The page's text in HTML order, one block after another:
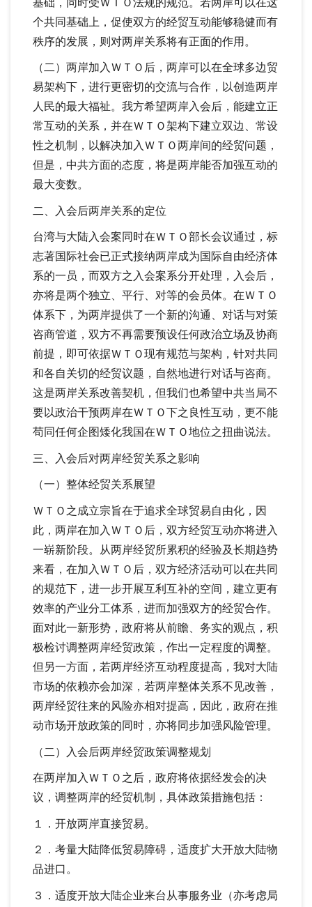
基础，同时受ＷＴＯ法规的规范。若两岸可以在这
个共同基础上，促使双方的经贸互动能够稳健而有
秩序的发展，则对两岸关系将有正面的作用。
（二）两岸加入ＷＴＯ后，两岸可以在全球多边贸
易架构下，进行更密切的交流与合作，以创造两岸
人民的最大福祉。我方希望两岸入会后，能建立正
常互动的关系，并在ＷＴＯ架构下建立双边、常设
性之机制，以解决加入ＷＴＯ两岸间的经贸问题，
但是，中共方面的态度，将是两岸能否加强互动的
最大变数。
二、入会后两岸关系的定位
台湾与大陆入会案同时在ＷＴＯ部长会议通过，标
志著国际社会已正式接纳两岸成为国际自由经济体
系的一员，而双方之入会案系分开处理，入会后，
亦将是两个独立、平行、对等的会员体。在ＷＴＯ
体系下，为两岸提供了一个新的沟通、对话与对策
咨商管道，双方不再需要预设任何政治立场及协商
前提，即可依据ＷＴＯ现有规范与架构，针对共同
和各自关切的经贸议题，自然地进行对话与咨商。
这是两岸关系改善契机，但我们也希望中共当局不
要以政治干预两岸在ＷＴＯ下之良性互动，更不能
苟同任何企图矮化我国在ＷＴＯ地位之扭曲说法。
三、入会后对两岸经贸关系之影响
（一）整体经贸关系展望
ＷＴＯ之成立宗旨在于追求全球贸易自由化，因
此，两岸在加入ＷＴＯ后，双方经贸互动亦将进入
一崭新阶段。从两岸经贸所累积的经验及长期趋势
来看，在加入ＷＴＯ后，双方经济活动可以在共同
的规范下，进一步开展互利互补的空间，建立更有
效率的产业分工体系，进而加强双方的经贸合作。
面对此一新形势，政府将从前瞻、务实的观点，积
极检讨调整两岸经贸政策，作出一定程度的调整。
但另一方面，若两岸经济互动程度提高，我对大陆
市场的依赖亦会加深，若两岸整体关系不见改善，
两岸经贸往来的风险亦相对提高，因此，政府在推
动市场开放政策的同时，亦将同步加强风险管理。
（二）入会后两岸经贸政策调整规划
在两岸加入ＷＴＯ之后，政府将依据经发会的决
议，调整两岸的经贸机制，具体政策措施包括：
１．开放两岸直接贸易。
２．考量大陆降低贸易障碍，适度扩大开放大陆物
品进口。
３．适度开放大陆企业来台从事服务业（亦考虑局